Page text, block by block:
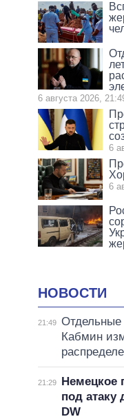
6 августа 2026,
6
6
НОВОСТИ
21:49 Отдельные
Кабмин
21:29
Немецкое
под
DW